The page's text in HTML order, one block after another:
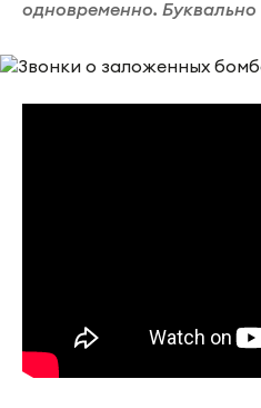
одновременно. Буквально